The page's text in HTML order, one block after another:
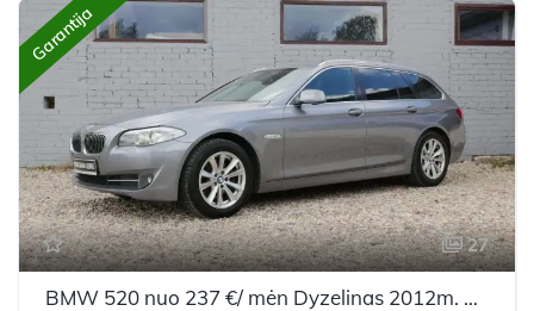
Garantija
27
BMW 520 nuo 237 €/ mėn Dyzelinas 2012m. Universalas Automatinė